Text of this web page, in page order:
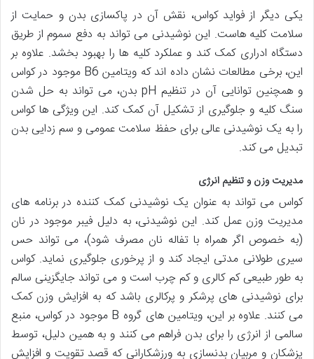
یکی دیگر از فواید کواس، نقش آن در پاکسازی بدن و حمایت از
سلامت کلیه هاست. این نوشیدنی می تواند به دفع سموم از طریق
دستگاه ادراری کمک کند و عملکرد کلیه ها را بهبود بخشد. علاوه بر
این، برخی مطالعات نشان داده اند که ویتامین B6 موجود در کواس
و همچنین توانایی آن در تنظیم pH بدن، می تواند به حل شدن
سنگ کلیه و جلوگیری از تشکیل آن کمک کند. این ویژگی ها کواس
را به یک نوشیدنی عالی برای حفظ سلامت عمومی و سم زدایی بدن
تبدیل می کند.
مدیریت وزن و تنظیم انرژی
کواس می تواند به عنوان یک نوشیدنی کمک کننده در برنامه های
مدیریت وزن عمل کند. این نوشیدنی، به دلیل فیبر موجود در نان
(به خصوص اگر همراه با تفاله نان مصرف شود)، می تواند حس
سیری طولانی مدتی ایجاد کند و از پرخوری جلوگیری نماید. کواس
به طور طبیعی کم کالری و کم چرب است و می تواند جایگزینی سالم
برای نوشیدنی های پرشکر و پرکالری باشد که به افزایش وزن کمک
می کنند. علاوه بر این، ویتامین های گروه B موجود در کواس، منبع
سالمی از انرژی را برای بدن فراهم می کنند و به همین دلیل، توسط
پزشکان و مربیان بدنسازی به ورزشکارانی که قصد تقویت و افزایش